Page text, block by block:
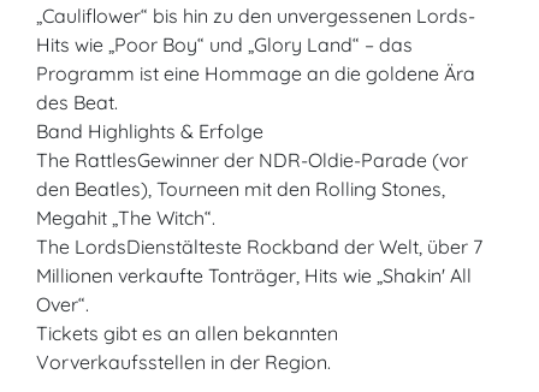
„Cauliflower“ bis hin zu den unvergessenen Lords-
Hits wie „Poor Boy“ und „Glory Land“ – das
Programm ist eine Hommage an die goldene Ära
des Beat.
Band Highlights & Erfolge
The RattlesGewinner der NDR-Oldie-Parade (vor
den Beatles), Tourneen mit den Rolling Stones,
Megahit „The Witch“.
The LordsDienstälteste Rockband der Welt, über 7
Millionen verkaufte Tonträger, Hits wie „Shakin' All
Over“.
Tickets gibt es an allen bekannten
Vorverkaufsstellen in der Region.